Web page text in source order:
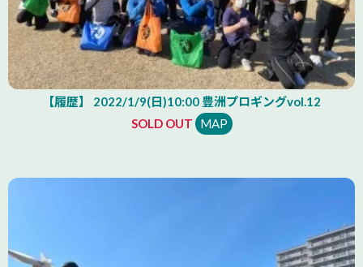
【履歴】 2022/1/9(日)10:00 豊洲プロギングvol.12
SOLD OUT
MAP